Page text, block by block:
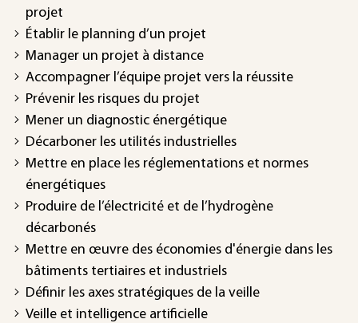
projet
Établir le planning d’un projet
Manager un projet à distance
Accompagner l’équipe projet vers la réussite
Prévenir les risques du projet
Mener un diagnostic énergétique
Décarboner les utilités industrielles
Mettre en place les réglementations et normes
énergétiques
Produire de l’électricité et de l’hydrogène
décarbonés
Mettre en œuvre des économies d'énergie dans les
bâtiments tertiaires et industriels
Définir les axes stratégiques de la veille
Veille et intelligence artificielle